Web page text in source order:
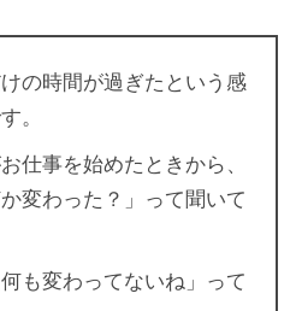
の時間が過ぎたという感
。
仕事を始めたときから、
変わった？」って聞いて
も変わってないね」って